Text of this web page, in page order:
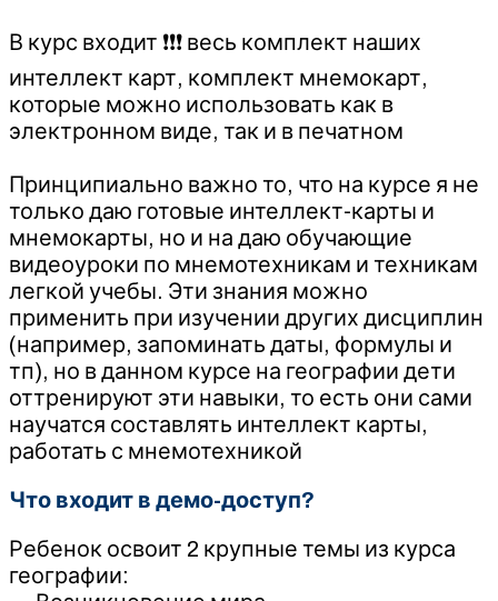
В курс входит ❗️❗️❗️ весь комплект наших
интеллект карт, комплект мнемокарт,
которые можно использовать как в
электронном виде, так и в печатном
Принципиально важно то, что на курсе я не
только даю готовые интеллект-карты и
мнемокарты, но и на даю обучающие
видеоуроки по мнемотехникам и техникам
легкой учебы. Эти знания можно
применить при изучении других дисциплин
(например, запоминать даты, формулы и
тп), но в данном курсе на географии дети
оттренируют эти навыки, то есть они сами
научатся составлять интеллект карты,
работать с мнемотехникой
Что входит в демо-доступ?
Ребенок освоит 2 крупные темы из курса
географии: